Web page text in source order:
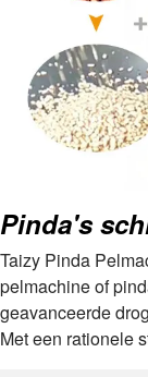
Taizy Pinda
pelmachine of
geavanceerde
Met een rationele